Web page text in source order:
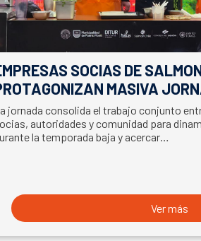
SOCIAS DE
MASIVA
PARTICIPACIÓN DEL
SEMANA DEL SALMÓN
jornada consolida el trabajo conjunto
autoridades y comunidad para
la temporada baja y acercar…
Ver más